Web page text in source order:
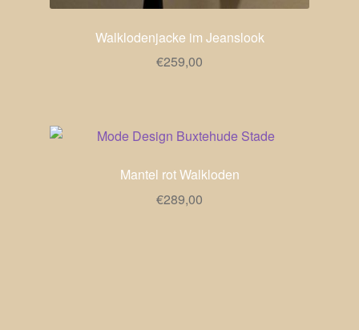
Walklodenjacke im Jeanslook
€259,00
Mantel rot Walkloden
€289,00